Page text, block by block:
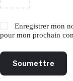
Enregistrer mon
pour mon prochain
Soumettre